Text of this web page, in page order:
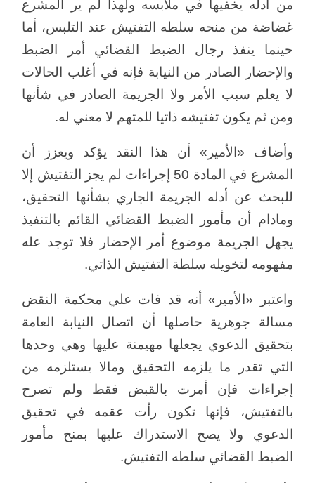
من أدله يخفيها في ملابسه ولهذا لم ير المشرع
غضاضة من منحه سلطه التفتيش عند التلبس، أما
حينما ينفذ رجال الضبط القضائي أمر الضبط
والإحضار الصادر من النيابة فإنه في أغلب الحالات
لا يعلم سبب الأمر ولا الجريمة الصادر في شأنها
ومن ثم يكون تفتيشه ذاتيا للمتهم لا معني له.
وأضاف «الأمير» أن هذا النقد يؤكد ويعزز أن
المشرع في المادة 50 إجراءات لم يجز التفتيش إلا
للبحث عن أدله الجريمة الجاري بشأنها التحقيق،
ومادام أن مأمور الضبط القضائي القائم بالتنفيذ
يجهل الجريمة موضوع أمر الإحضار فلا توجد عله
مفهومه لتخويله سلطة التفتيش الذاتي.
واعتبر «الأمير» أنه قد فات علي محكمة النقض
مسالة جوهرية حاصلها أن اتصال النيابة العامة
بتحقيق الدعوي يجعلها مهيمنة عليها وهي وحدها
التي تقدر ما يلزمه التحقيق ومالا يستلزمه من
إجراءات فإن أمرت بالقبض فقط ولم تصرح
بالتفتيش، فإنها تكون رأت عقمه في تحقيق
الدعوي ولا يصح الاستدراك عليها بمنح مأمور
الضبط القضائي سلطه التفتيش.